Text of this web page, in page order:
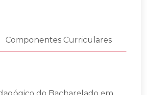
Componentes Curriculares